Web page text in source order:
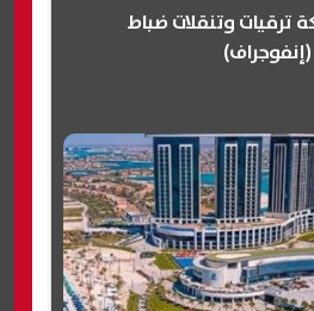
ترقيات وتنقلات ضباط